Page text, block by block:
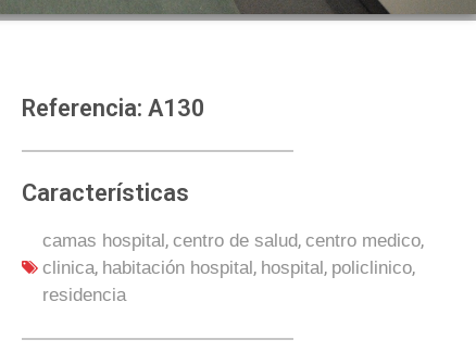
Referencia: A130
Características
camas hospital, centro de salud, centro medico,
clinica, habitación hospital, hospital, policlinico,
residencia